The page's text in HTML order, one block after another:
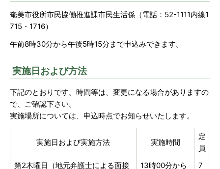
奄美市役所市民協働推進課市民生活係（電話：52-1111内線1
715・1716）
午前8時30分から午後5時15分まで申込みできます。
実施日および方法
下記のとおりです。時間等は、変更になる場合がありますの
で、ご確認下さい。
実施場所については、申込時点でお知らせいたします。
実施日および実施方法 実施時間
定
員
第2木曜日（地元弁護士による面接
13時00分から
7